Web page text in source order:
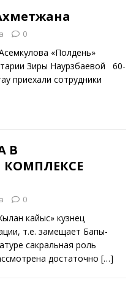
0
«Полдень»
Зиры Наурзбаевой 60-
приехали сотрудники
В
0
кайыс» кузнец
т.е. замещает Бапы-
сакральная роль
достаточно […]